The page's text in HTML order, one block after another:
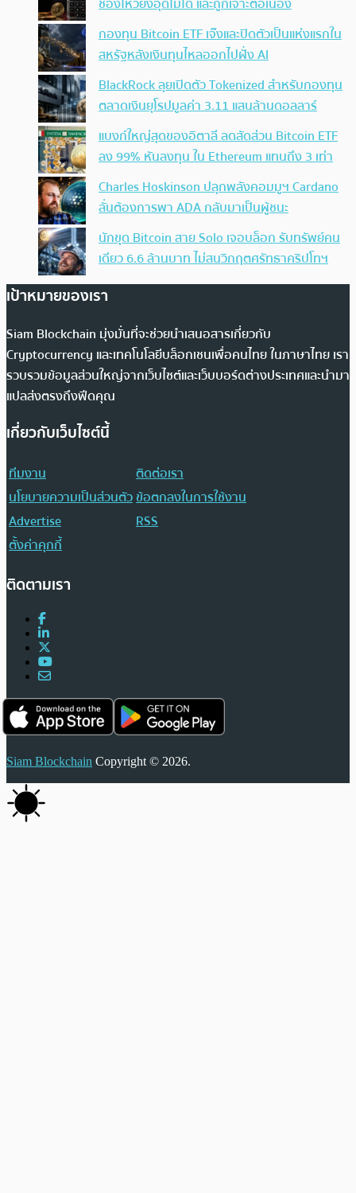
กองทุน Bitcoin ETF เจ๊งและปิดตัวเป็นแห่งแรกใน
สหรัฐหลังเงินทุนไหลออกไปฝั่ง AI
BlackRock ลุยเปิดตัว Tokenized สำหรับกองทุน
ตลาดเงินยุโรปมูลค่า 3.11 แสนล้านดอลลาร์
แบงก์ใหญ่สุดของอิตาลี ลดสัดส่วน Bitcoin ETF
ลง 99% หันลงทุน ใน Ethereum แทนถึง 3 เท่า
Charles Hoskinson ปลุกพลังคอมมูฯ Cardano
ลั่นต้องการพา ADA กลับมาเป็นผู้ชนะ
นักขุด Bitcoin สาย Solo เจอบล็อก รับทรัพย์คน
เดียว 6.6 ล้านบาท ไม่สนวิกฤตศรัทธาคริปโทฯ
เป้าหมายของเรา
Siam Blockchain มุ่งมั่นที่จะช่วยนำเสนอสารเกี่ยวกับ
Cryptocurrency และเทคโนโลยีบล็อกเชนเพื่อคนไทย ในภาษาไทย เรา
รวบรวมข้อมูลส่วนใหญ่จากเว็บไซต์และเว็บบอร์ดต่างประเทศและนำมา
แปลส่งตรงถึงฟีดคุณ
เกี่ยวกับเว็บไซต์นี้
ทีมงาน
ติดต่อเรา
นโยบายความเป็นส่วนตัวข้อตกลงในการใช้งาน
Advertise
RSS
ตั้งค่าคุกกี้
ติดตามเรา
Siam Blockchain Copyright © 2026.